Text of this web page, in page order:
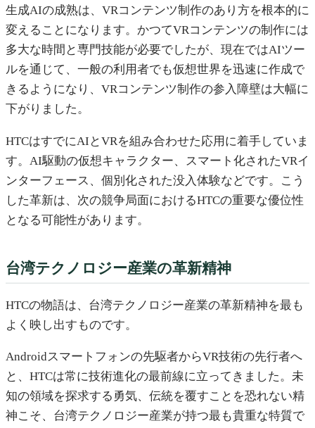
生成AIの成熟は、VRコンテンツ制作のあり方を根本的に
変えることになります。かつてVRコンテンツの制作には
多大な時間と専門技能が必要でしたが、現在ではAIツー
ルを通じて、一般の利用者でも仮想世界を迅速に作成で
きるようになり、VRコンテンツ制作の参入障壁は大幅に
下がりました。
HTCはすでにAIとVRを組み合わせた応用に着手していま
す。AI駆動の仮想キャラクター、スマート化されたVRイ
ンターフェース、個別化された没入体験などです。こう
した革新は、次の競争局面におけるHTCの重要な優位性
となる可能性があります。
台湾テクノロジー産業の革新精神
HTCの物語は、台湾テクノロジー産業の革新精神を最も
よく映し出すものです。
Androidスマートフォンの先駆者からVR技術の先行者へ
と、HTCは常に技術進化の最前線に立ってきました。未
知の領域を探求する勇気、伝統を覆すことを恐れない精
神こそ、台湾テクノロジー産業が持つ最も貴重な特質で